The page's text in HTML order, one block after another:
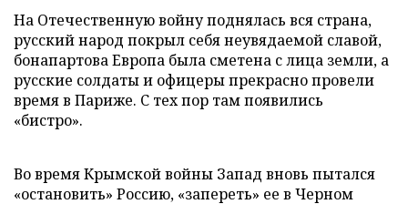
На Отечественную войну поднялась вся страна,
русский народ покрыл себя неувядаемой славой,
бонапартова Европа была сметена с лица земли, а
русские солдаты и офицеры прекрасно провели
время в Париже. С тех пор там появились
«бистро».
Во время Крымской войны Запад вновь пытался
«остановить» Россию, «запереть» ее в Черном